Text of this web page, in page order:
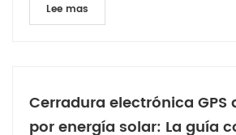
Lee mas
Cerradura electrónica
por energía solar: La guía